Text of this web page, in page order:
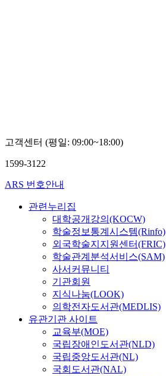
고객센터 (평일: 09:00~18:00)
1599-3122
ARS 번호안내
관련누리집
대학공개강의(KOCW)
학술정보통계시스템(Rinfo)
외국학술지지원센터(FRIC)
학술관계분석서비스(SAM)
사서커뮤니티
기관회원
지식나눔(LOOK)
의학전자도서관(MEDLIS)
유관기관 사이트
교육부(MOE)
국립장애인도서관(NLD)
국립중앙도서관(NL)
국회도서관(NAL)